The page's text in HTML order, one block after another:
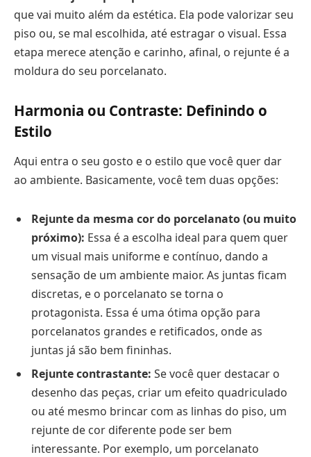
que vai muito além da estética. Ela pode valorizar seu
piso ou, se mal escolhida, até estragar o visual. Essa
etapa merece atenção e carinho, afinal, o rejunte é a
moldura do seu porcelanato.
Harmonia ou Contraste: Definindo o
Estilo
Aqui entra o seu gosto e o estilo que você quer dar
ao ambiente. Basicamente, você tem duas opções:
Rejunte da mesma cor do porcelanato (ou muito
próximo): Essa é a escolha ideal para quem quer
um visual mais uniforme e contínuo, dando a
sensação de um ambiente maior. As juntas ficam
discretas, e o porcelanato se torna o
protagonista. Essa é uma ótima opção para
porcelanatos grandes e retificados, onde as
juntas já são bem fininhas.
Rejunte contrastante: Se você quer destacar o
desenho das peças, criar um efeito quadriculado
ou até mesmo brincar com as linhas do piso, um
rejunte de cor diferente pode ser bem
interessante. Por exemplo, um porcelanato